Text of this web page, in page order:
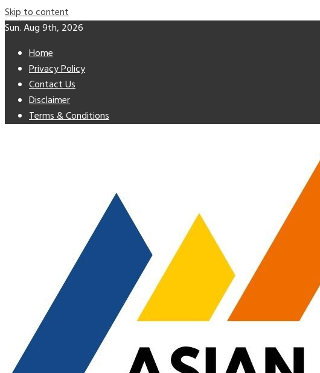
Skip to content
Sun. Aug 9th, 2026
Home
Privacy Policy
Contact Us
Disclaimer
Terms & Conditions